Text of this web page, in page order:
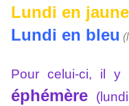
Lundi en jaune
Lundi en bleu
Pour celui-ci, il y
éphémère